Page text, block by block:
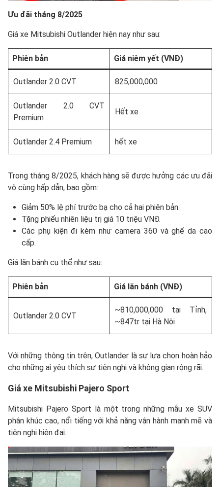
Ưu đãi tháng 8/2025
Giá xe Mitsubishi Outlander hiện nay như sau:
Phiên bản Giá niêm yết (VNĐ)
Outlander 2.0 CVT 825,000,000
Outlander 2.0 CVT
Premium
Hết xe
Outlander 2.4 Premium hết xe
Trong tháng 8/2025, khách hàng sẽ được hưởng các ưu đãi
vô cùng hấp dẫn, bao gồm:
Giảm 50% lệ phí trước bạ cho cả hai phiên bản.
Tặng phiếu nhiên liệu trị giá 10 triệu VNĐ.
Các phụ kiện đi kèm như camera 360 và ghế da cao
cấp.
Giá lăn bánh cụ thể như sau:
Phiên bản Giá lăn bánh (VNĐ)
Outlander 2.0 CVT
~810,000,000 tại Tỉnh,
~847tr tại Hà Nội
Với những thông tin trên, Outlander là sự lựa chọn hoàn hảo
cho những ai yêu thích sự tiện nghi và không gian rộng rãi.
Giá xe Mitsubishi Pajero Sport
Mitsubishi Pajero Sport là một trong những mẫu xe SUV
phân khúc cao, nổi tiếng với khả năng vận hành mạnh mẽ và
tiện nghi hiện đại.